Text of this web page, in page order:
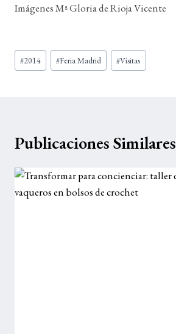
Imágenes Mª Gloria de Rioja Vicente
Etiquetas
de
#2014 #Feria Madrid #Visitas
Publicaciones Similares